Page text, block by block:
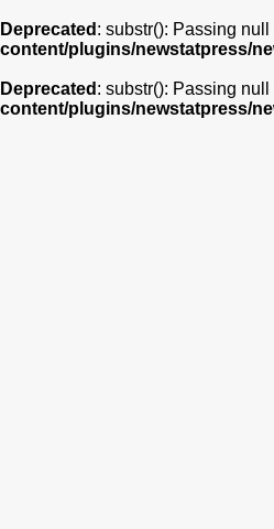
Deprecated : substr(): Passing
content/plugins/newstatpress/
Deprecated : substr(): Passing
content/plugins/newstatpress/